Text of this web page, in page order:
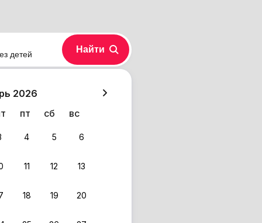
2026
пт сб вс
4 5 6
11 12 13
18 19 20
детей Найти